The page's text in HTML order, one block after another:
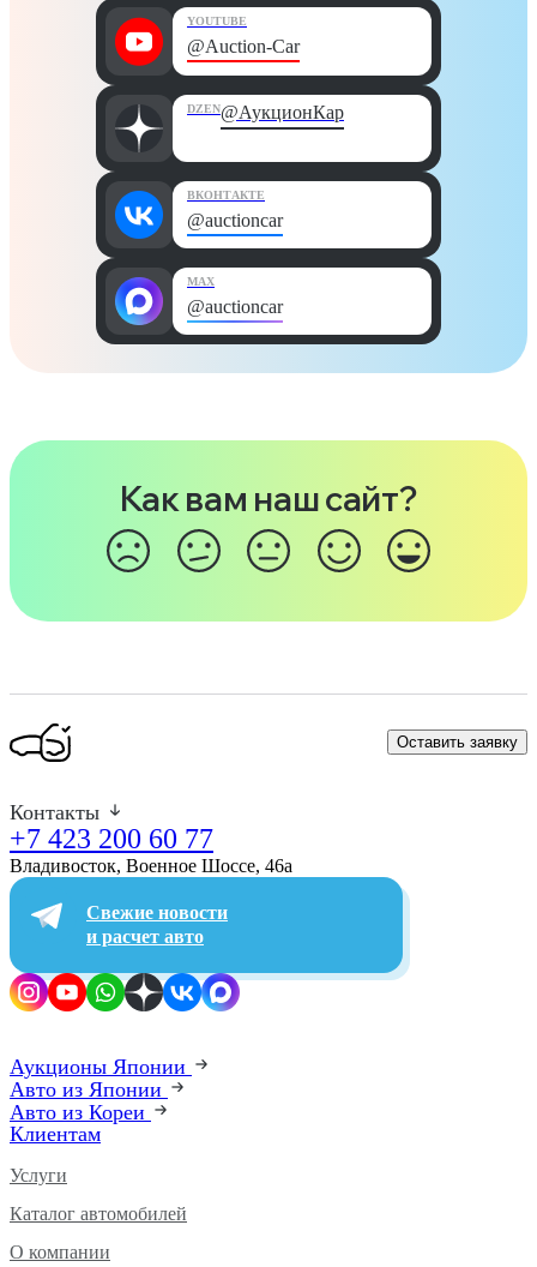
YOUTUBE
@Auction-Car
DZEN@АукционКар
ВКОНТАКТЕ
@auctioncar
MAX
@auctioncar
Как вам наш сайт?
Оставить заявку
Контакты
+7 423 200 60 77
Владивосток, Военное Шоссе, 46а​
Свежие новости
и расчет авто
Аукционы Японии
Авто из Японии
Авто из Кореи
Клиентам
Услуги
Каталог автомобилей
О компании